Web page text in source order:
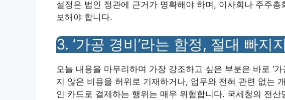
설정은 법인 정관에 근거가 명확해야 하며, 이사회나 주주
보해야 합니다.
3. ‘가공 경비’라는 함정, 절대 빠지
오늘 내용을 마무리하며 가장 강조하고 싶은 부분은 바로 ‘
지 않은 비용을 허위로 기재하거나, 업무와 전혀 관련 없는
인 카드로 결제하는 행위는 매우 위험합니다. 국세청의 전